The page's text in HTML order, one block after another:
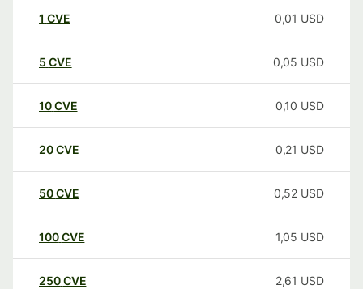
1 CVE 0,01 USD
5 CVE 0,05 USD
10CVE 0,10 USD
20CVE 0,21 USD
50CVE 0,52 USD
100CVE 1,05 USD
250CVE 2,61 USD